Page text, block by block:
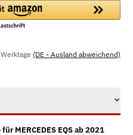
(DE - Ausland abweichend)
MERCEDES EQS ab 2021